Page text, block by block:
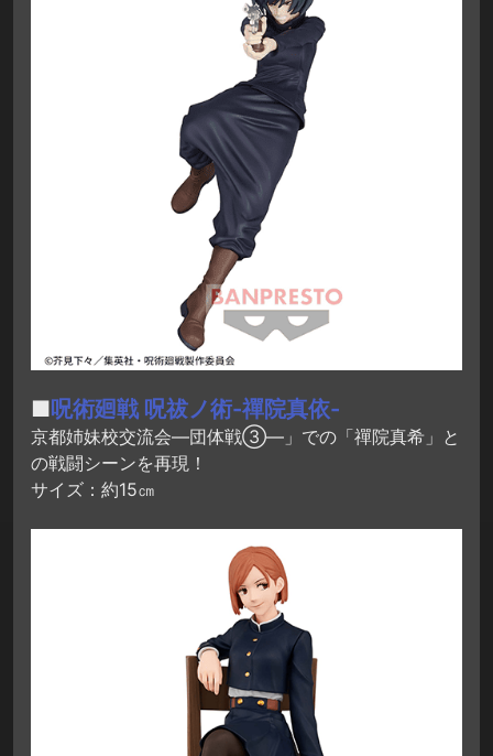
■呪術廻戦 呪祓ノ術-禪院真依-
京都姉妹校交流会―団体戦③―」での「禪院真希」と
の戦闘シーンを再現！
サイズ：約15㎝